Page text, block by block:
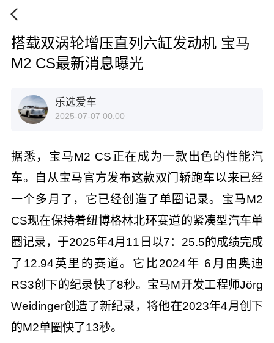
搭载双涡轮增压直列六缸发动机 宝马
M2 CS最新消息曝光
乐选爱车
2025-07-07 00:00
据悉，宝马M2 CS正在成为一款出色的性能汽
车。自从宝马官方发布这款双门轿跑车以来已经
一个多月了，它已经创造了单圈记录。宝马M2
CS现在保持着纽博格林北环赛道的紧凑型汽车单
圈记录，于2025年4月11日以7：25.5的成绩完成
了12.94英里的赛道。它比2024年 6月由奥迪
RS3创下的纪录快了8秒。宝马M开发工程师Jörg
Weidinger创造了新纪录，将他在2023年4月创下
的M2单圈快了13秒。